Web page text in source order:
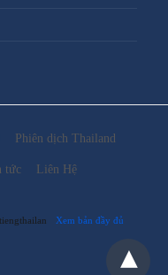
Phiên dịch Thailand
tức Liên Hệ
Xem bản đầy đủ